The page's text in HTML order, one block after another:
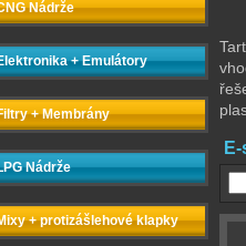
Nádrže
+ Emulátory
+ Membrány
Nádrže
+ protizášlehové klapky